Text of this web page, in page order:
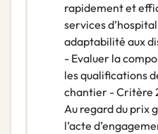
rapidement et
services
adaptabilité aux
- Evaluer la
les qualifications
chantier - Critère
Au regard du prix
l’acte